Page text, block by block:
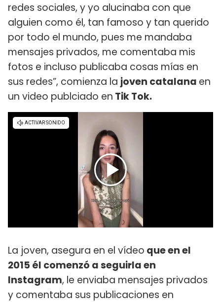
redes sociales, y yo alucinaba con que
alguien como él, tan famoso y tan querido
por todo el mundo, pues me mandaba
mensajes privados, me comentaba mis
fotos e incluso publicaba cosas mías en
sus redes”, comienza la joven catalana en
un video publciado en Tik Tok.
La joven, asegura en el vídeo que en el
2015 él comenzó a seguirla en
Instagram, le enviaba mensajes privados
y comentaba sus publicaciones en